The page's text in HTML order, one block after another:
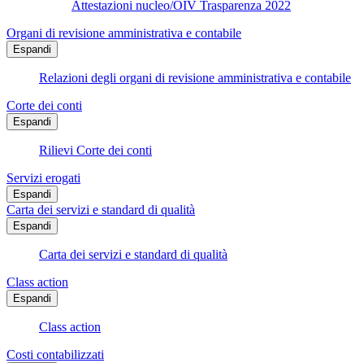
Attestazioni nucleo/OIV Trasparenza 2022
Organi di revisione amministrativa e contabile
Espandi
Relazioni degli organi di revisione amministrativa e contabile
Corte dei conti
Espandi
Rilievi Corte dei conti
Servizi erogati
Espandi
Carta dei servizi e standard di qualità
Espandi
Carta dei servizi e standard di qualità
Class action
Espandi
Class action
Costi contabilizzati